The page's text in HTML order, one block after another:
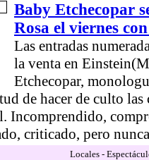
Baby Etchecopar
Rosa el viernes
Las entradas
la venta en
Etchecopar,
de hacer de culto las
Incomprendido,
criticado, pero
Locales -